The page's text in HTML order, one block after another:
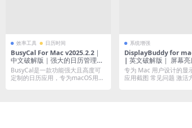
效率工具 日历时间
BusyCal For Mac v2025.2.2｜
中文破解版｜强大的日历管理工
具
BusyCal是一款功能强大且高度可
定制的日历应用，专为macOS用户
系统增强
DisplayBuddy for mac v3.2.0
| 英文破解版｜ 屏幕
专为 Mac 用户设计的显
应用截图 常见问题 激活